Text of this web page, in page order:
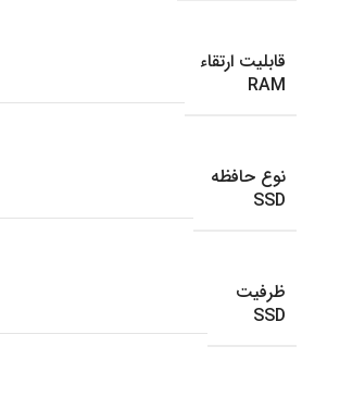
قابلیت ارتقاء
RAM
نوع حافظه
SSD
ظرفیت
SSD